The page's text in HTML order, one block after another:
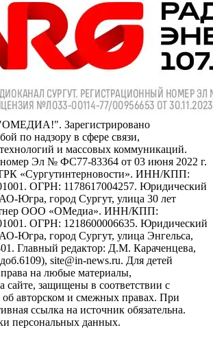
"ОМЕДИА!". Зарегистрировано
по надзору в сфере связи,
и массовых коммуникаций.
Эл № ФС77-83364 от 03 июня 2022 г.
«Сургутинтерновости». ИНН/КПП:
ОГРН: 1178617004257. Юридический
Югра, город Сургут, улица 30 лет
ООО «ОМедиа». ИНН/КПП:
ОГРН: 1218600006635. Юридический
Югра, город Сургут, улица Энгельса,
Главный редактор: Д.М. Караченцева,
site@in-news.ru. Для детей
на любые материалы,
сайте, защищены в соответствии с
об авторском и смежных правах. При
ссылка на источник обязательна.
персональных данных.